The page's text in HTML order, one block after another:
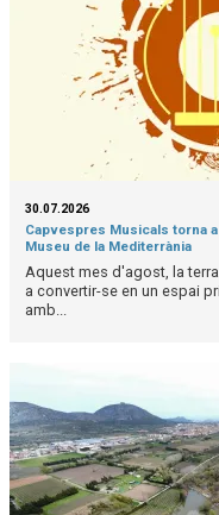
30.07.2026
Capvespres Musicals torna
Museu de la Mediterrània
Aquest mes d'agost, la
a convertir-se en un espai
amb...